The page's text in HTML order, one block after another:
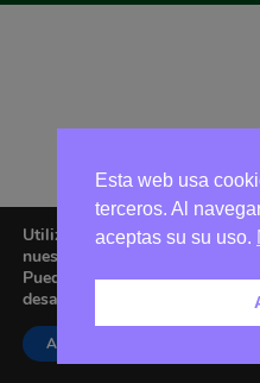
Utilizamos cookies para
nuestra web.
Puedes aprender más sobre
desactivarlas en los
Aceptar
Esta web usa
terceros. Al
aceptas su su uso.